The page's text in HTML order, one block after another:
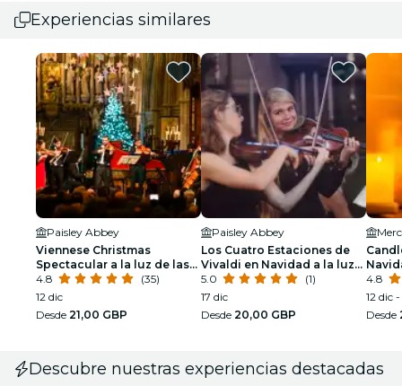
Experiencias similares
Paisley Abbey
Viennese Christmas
Spectacular a la luz de las
velas
4.8
(35)
12 dic
Desde 21,00 GBP
Paisley Abbey
Los Cuatro Estaciones de
Vivaldi en Navidad a la luz
de las velas en Paisley
Abbey
5.0
(1)
17 dic
Desde 20,00 GBP
4.8
12 dic
Desde
Descubre nuestras experiencias destacadas